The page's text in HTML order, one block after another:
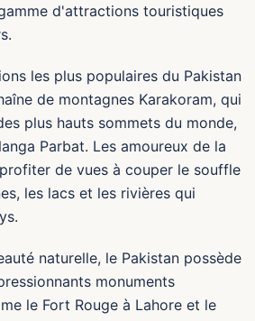
d'attractions touristiques
les plus populaires du Pakistan
de montagnes Karakoram, qui
plus hauts sommets du monde,
Parbat. Les amoureux de la
de vues à couper le souffle
les lacs et les rivières qui
naturelle, le Pakistan possède
monuments
le Fort Rouge à Lahore et le